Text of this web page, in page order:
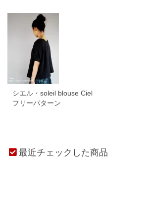
シエル・soleil blouse Ciel
フリーパターン
最近チェックした商品